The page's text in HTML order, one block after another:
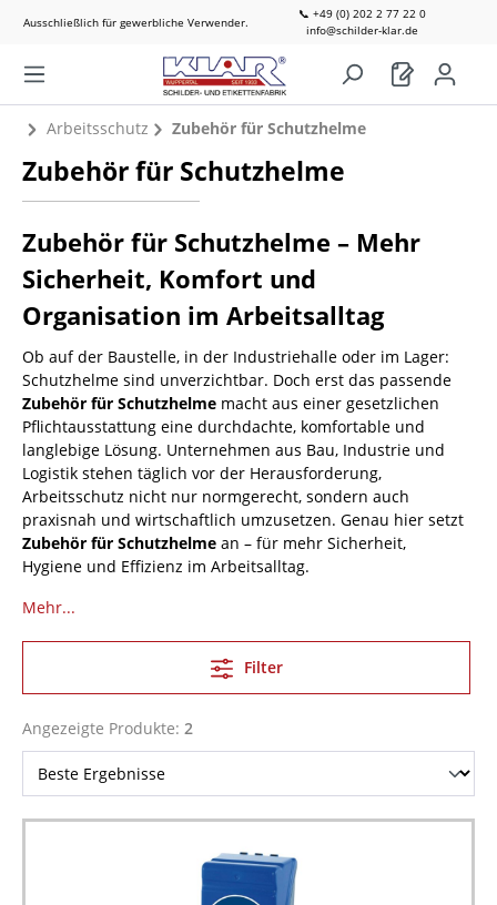
Ausschließlich für gewerbliche Verwender.
📞 +49 (0) 202 2 77 22 0
info@schilder-klar.de
Arbeitsschutz Zubehör für Schutzhelme
Zubehör für Schutzhelme
Zubehör für Schutzhelme – Mehr
Sicherheit, Komfort und
Organisation im Arbeitsalltag
Ob auf der Baustelle, in der Industriehalle oder im Lager:
Schutzhelme sind unverzichtbar. Doch erst das passende
Zubehör für Schutzhelme macht aus einer gesetzlichen
Pflichtausstattung eine durchdachte, komfortable und
langlebige Lösung. Unternehmen aus Bau, Industrie und
Logistik stehen täglich vor der Herausforderung,
Arbeitsschutz nicht nur normgerecht, sondern auch
praxisnah und wirtschaftlich umzusetzen. Genau hier setzt
Zubehör für Schutzhelme an – für mehr Sicherheit,
Hygiene und Effizienz im Arbeitsalltag.
Mehr...
Filter
Angezeigte Produkte: 2